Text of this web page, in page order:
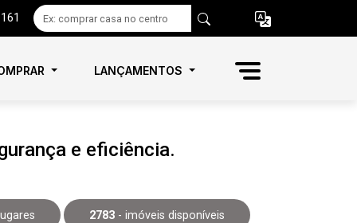
LANÇAMENTOS
e eficiência.
2783 - imóveis disponíveis